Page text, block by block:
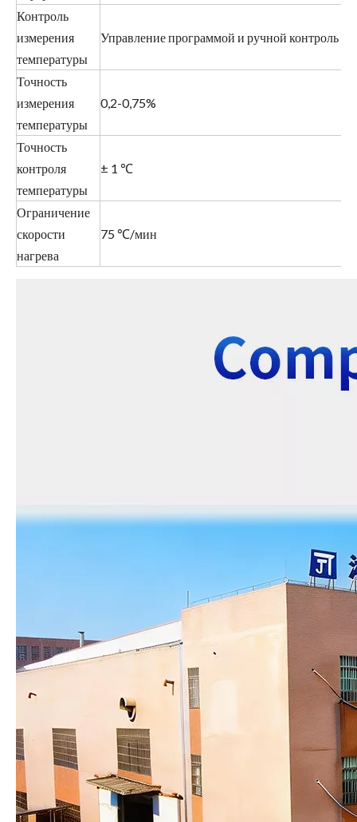
Контроль
измерения
температуры
Управление программой и ручной контроль
Точность
измерения
температуры
0,2-0,75%
Точность
контроля
температуры
± 1 ℃
Ограничение
скорости
нагрева
75 ℃/мин